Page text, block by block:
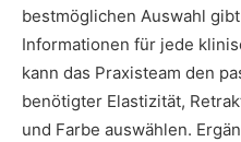
bestmöglichen Auswahl
Informationen für jede
kann das Praxisteam den
benötigter Elastizität,
und Farbe auswählen.